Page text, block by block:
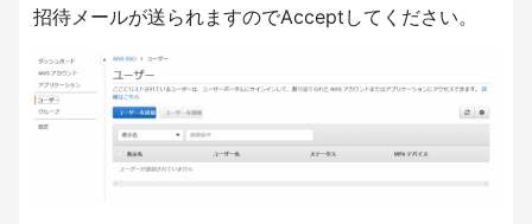
招待メールが送られますのでAcceptしてください。